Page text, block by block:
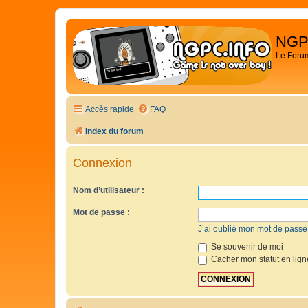
Le
Accès rapide FAQ
Index du forum
Connexion
Nom d’utilisateur :
Mot de passe :
J’ai oublié mon mot de passe
Se souvenir de moi
Cacher mon statut en